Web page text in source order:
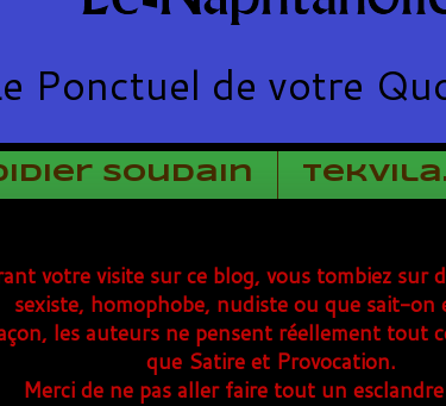
Ponctuel de votre
Soudain
votre visite sur ce blog, vous tombiez sur
sexiste, homophobe, nudiste ou que sait-on
les auteurs ne pensent réellement tout
que Satire et Provocation.
Merci de ne pas aller faire tout un